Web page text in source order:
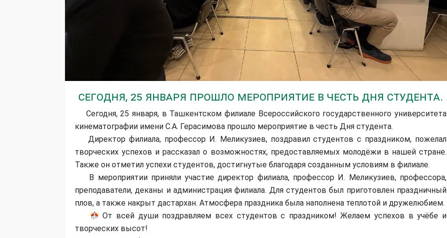
Сегодня, 25 января прошло мероприятие в честь Дня студента.
Сегодня, 25 января, в Ташкентском филиале Всероссийского государственного университета
кинематографии имени С.А. Герасимова прошло мероприятие в честь Дня студента.
Директор филиала, профессор И. Меликузиев, поздравил студентов с праздником, пожелал
творческих успехов и рассказал о возможностях, предоставляемых молодёжи в нашей стране.
Также он отметил успехи студентов, достигнутые благодаря созданным условиям в филиале.
В мероприятии приняли участие директор филиала, профессор И. Меликузиев, профессора,
преподаватели, деканы и администрация филиала. Для студентов был приготовлен праздничный
плов, а также накрыт дастархан. Атмосфера праздника была наполнена теплотой и дружелюбием.
От всей души поздравляем всех студентов с праздником! Желаем успехов в учёбе и
творческих высот!